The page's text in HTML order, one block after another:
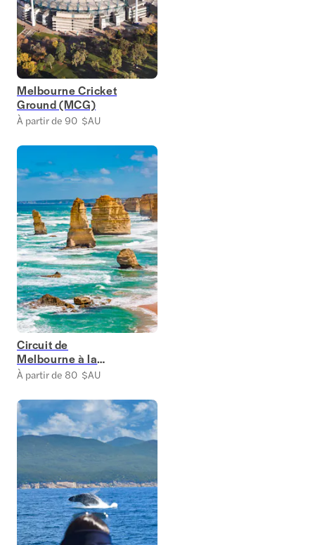
Melbourne Cricket
Ground (MCG)
À partir de 90 $AU
Circuit de
Melbourne à la
Grande Route de
À partir de 80 $AU